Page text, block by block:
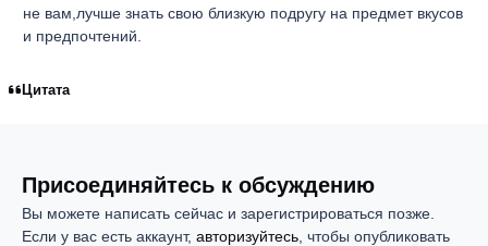
не вам,лучше знать свою близкую подругу на предмет вкусов
и предпочтений.
Цитата
Присоединяйтесь к обсуждению
Вы можете написать сейчас и зарегистрироваться позже.
Если у вас есть аккаунт, авторизуйтесь, чтобы опубликовать